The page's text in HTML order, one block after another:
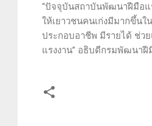
“ปัจจุบันสถาบันพัฒนาฝีมือแ
ให้เยาวชนคนเก่งมีมากขึ้น
ประกอบอาชีพ มีรายได้ ช่ว
แรงงาน” อธิบดีกรมพัฒนาฝี